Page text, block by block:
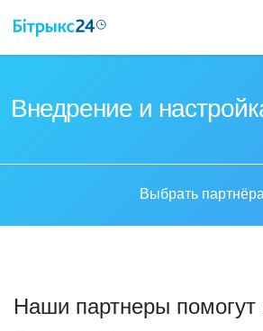
ПОДДЕРЖКА
Внедрение и
Стать партнёром
Выбрать
Наши партнеры помогут